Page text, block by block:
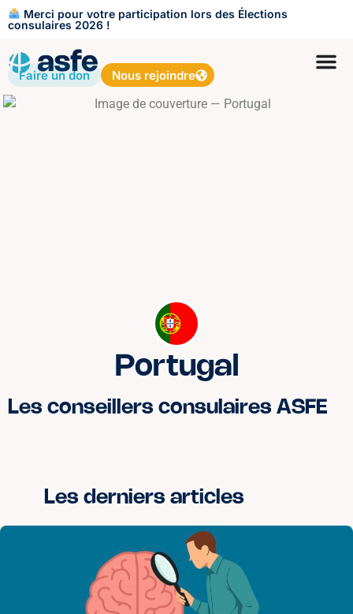
Merci pour votre participation lors des Élections
consulaires 2026 !
Faire un don Nous rejoindre
Portugal
Les conseillers consulaires ASFE
Les derniers articles